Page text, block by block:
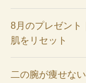
8月のプレゼント
肌をリセット
二の腕が痩せな